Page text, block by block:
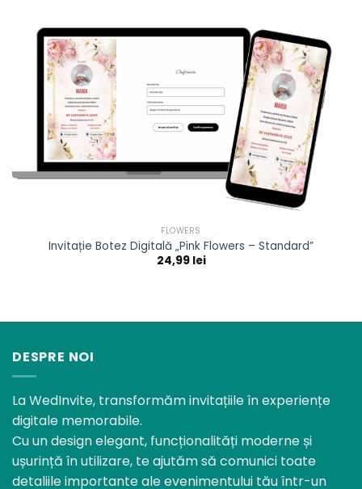
FLOWERS
Invitație Botez Digitală „Pink Flowers – Standard”
24,99 lei
DESPRE NOI
La WedInvite, transformăm invitațiile în experiențe
digitale memorabile.
Cu un design elegant, funcționalități moderne și
ușurință în utilizare, te ajutăm să comunici toate
detaliile importante ale evenimentului tău într-un